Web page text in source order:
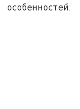
особенностей.